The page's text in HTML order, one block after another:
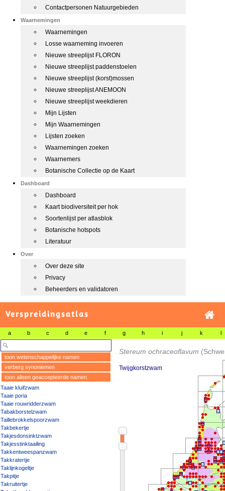
Contactpersonen Natuurgebieden
Waarnemingen
Waarnemingen
Losse waarneming invoeren
Nieuwe streeplijst FLORON
Nieuwe streeplijst paddenstoelen
Nieuwe streeplijst (korst)mossen
Nieuwe streeplijst ANEMOON
Nieuwe streeplijst weekdieren
Mijn Lijsten
Mijn Waarnemingen
Lijsten zoeken
Waarnemingen zoeken
Waarnemers
Botanische Collectie op de Kaart
Dashboard
Dashboard
Kaart biodiversiteit per hok
Soortenlijst per atlasblok
Botanische hotspots
Literatuur
Over
Over deze site
Privacy
Beheerders en validatoren
Verspreidingsatlas
a b c d e f g h i j k l
toon wetenschappelijke namen
verberg synoniemen
toon alleen geaccepteerde namen
Taaie kluifzwam
Taaie poria
Taaie rouwridderzwam
Tabakborstelzwam
Taillebrokkelspoorzwam
Takbekertje
Takjesdonsinktzwam
Takjesstinktaailing
Takkentweespanzwam
Takkratertje
Taklijnkogeltje
Takpitje
Takruitertje
Stereum ochraceoflavum
Twijgkorstzwam